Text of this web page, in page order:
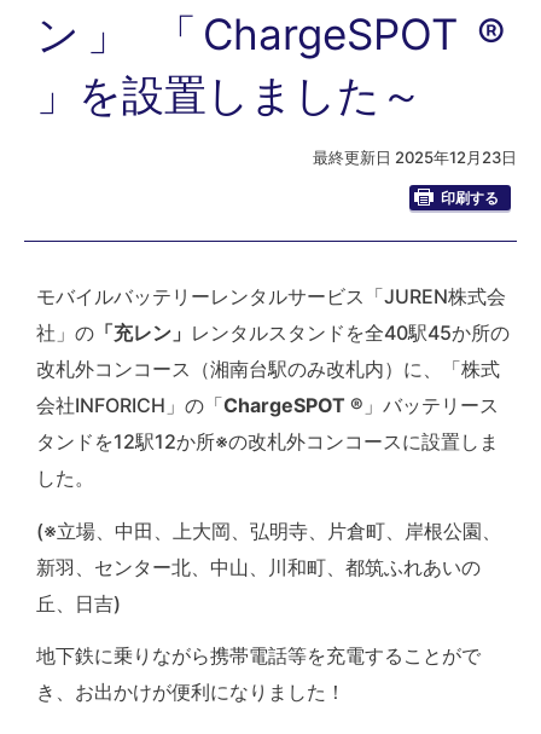
ン」 「ChargeSPOT ®
」を設置しました～
最終更新日 2025年12月23日
印刷する
モバイルバッテリーレンタルサービス「JUREN株式会
社」の 「充レン」 レンタルスタンドを全40駅45か所の
改札外コンコース（湘南台駅のみ改札内）に、「株式
会社INFORICH」の「ChargeSPOT ® 」バッテリース
タンドを12駅12か所※の改札外コンコースに設置しま
した。
(※立場、中田、上大岡、弘明寺、片倉町、岸根公園、
新羽、センター北、中山、川和町、都筑ふれあいの
丘、日吉)
地下鉄に乗りながら携帯電話等を充電することがで
き、お出かけが便利になりました！